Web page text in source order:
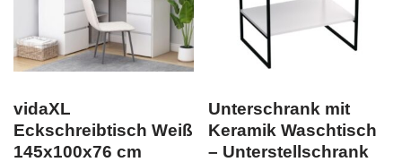
vidaXL
Eckschreibtisch Weiß
145x100x76 cm
Unterschrank mit
Keramik Waschtisch
– Unterstellschrank